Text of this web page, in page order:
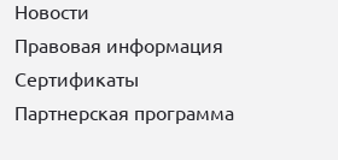
Новости
Правовая информация
Сертификаты
Партнерская программа